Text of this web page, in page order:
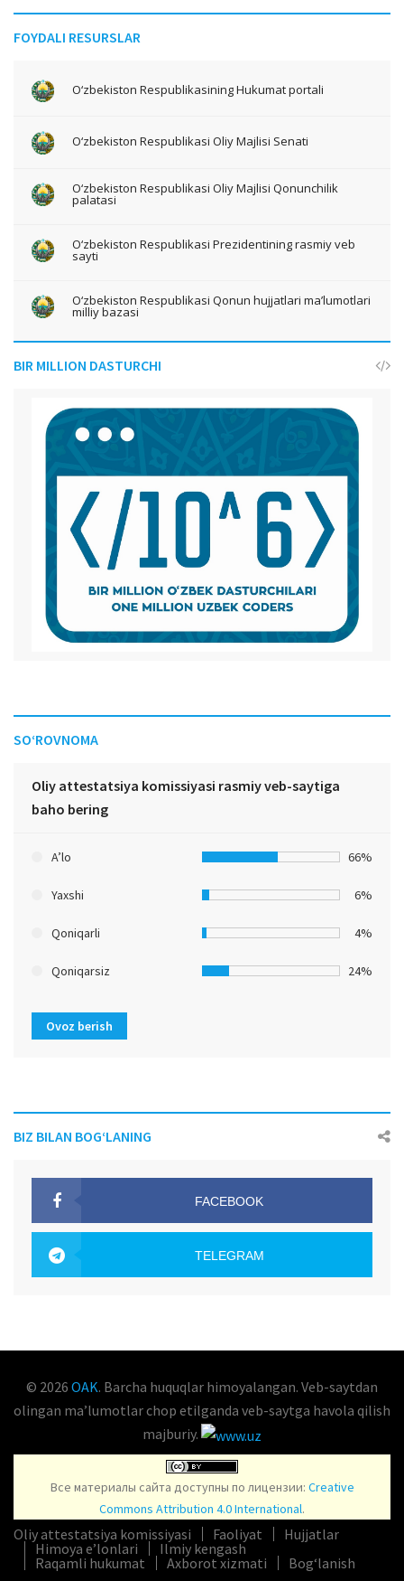
FOYDALI RESURSLAR
O‘zbekiston Respublikasining Hukumat portali
O‘zbekiston Respublikasi Oliy Majlisi Senati
O‘zbekiston Respublikasi Oliy Majlisi Qonunchilik
palatasi
O‘zbekiston Respublikasi Prezidentining rasmiy veb
sayti
O‘zbekiston Respublikasi Qonun hujjatlari ma’lumotlari
milliy bazasi
BIR MILLION DASTURCHI
SO‘ROVNOMA
Oliy attestatsiya komissiyasi rasmiy veb-saytiga
baho bering
A’lo 66%
Yaxshi 6%
Qoniqarli 4%
Qoniqarsiz 24%
Ovoz berish
BIZ BILAN BOG‘LANING
FACEBOOK
TELEGRAM
© 2026 OAK. Barcha huquqlar himoyalangan. Veb-saytdan
olingan maʼlumotlar chop etilganda veb-saytga havola qilish
majburiy.
Все материалы сайта доступны по лицензии: Creative
Commons Attribution 4.0 International.
Oliy attestatsiya komissiyasi Faoliyat
Hujjatlar
Himoya e’lonlari
Ilmiy kengash
Raqamli hukumat
Axborot xizmati Bog‘lanish